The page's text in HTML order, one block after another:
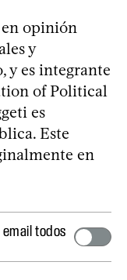
en opinión
y
y es integrante
of Political
es
Este
en
email todos